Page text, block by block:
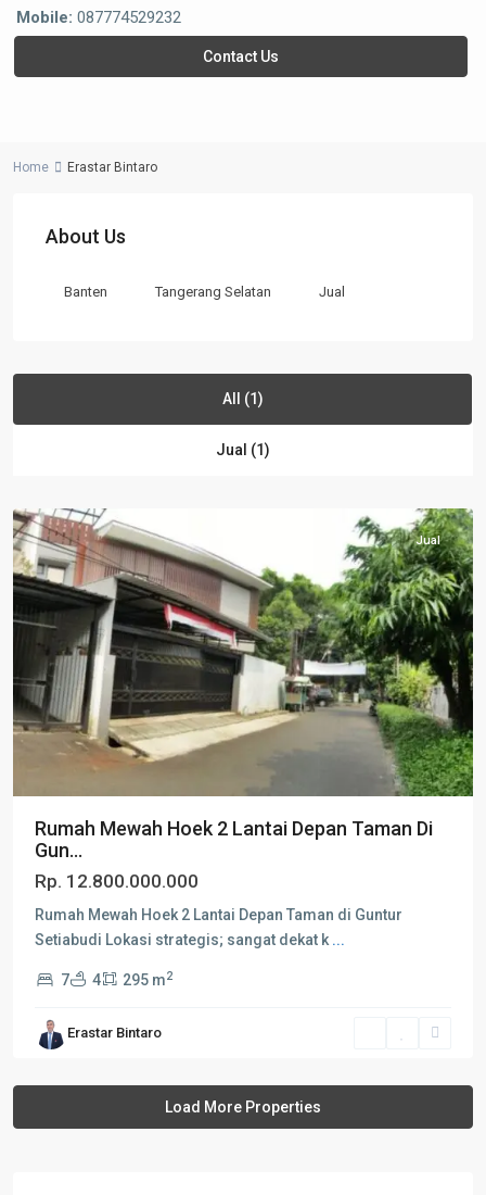
Mobile: 087774529232
Contact Us
Home Erastar Bintaro
About Us
Banten Tangerang Selatan Jual
All (1)
Jual (1)
Jual
Rumah Mewah Hoek 2 Lantai Depan Taman Di
Gun...
Rp. 12.800.000.000
Rumah Mewah Hoek 2 Lantai Depan Taman di Guntur
Setiabudi Lokasi strategis; sangat dekat k ...
7 4 295 m2
Erastar Bintaro